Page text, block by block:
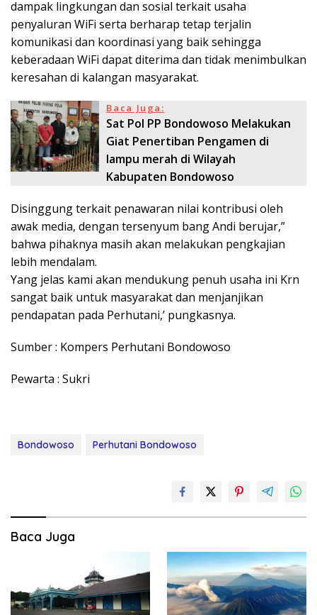
dampak lingkungan dan sosial terkait usaha
penyaluran WiFi serta berharap tetap terjalin
komunikasi dan koordinasi yang baik sehingga
keberadaan WiFi dapat diterima dan tidak menimbulkan
keresahan di kalangan masyarakat.
Baca Juga:
Sat Pol PP Bondowoso Melakukan
Giat Penertiban Pengamen di
lampu merah di Wilayah
Kabupaten Bondowoso
Disinggung terkait penawaran nilai kontribusi oleh
awak media, dengan tersenyum bang Andi berujar,”
bahwa pihaknya masih akan melakukan pengkajian
lebih mendalam.
Yang jelas kami akan mendukung penuh usaha ini Krn
sangat baik untuk masyarakat dan menjanjikan
pendapatan pada Perhutani,’ pungkasnya.
Sumber : Kompers Perhutani Bondowoso
Pewarta : Sukri
Bondowoso Perhutani Bondowoso
Baca Juga